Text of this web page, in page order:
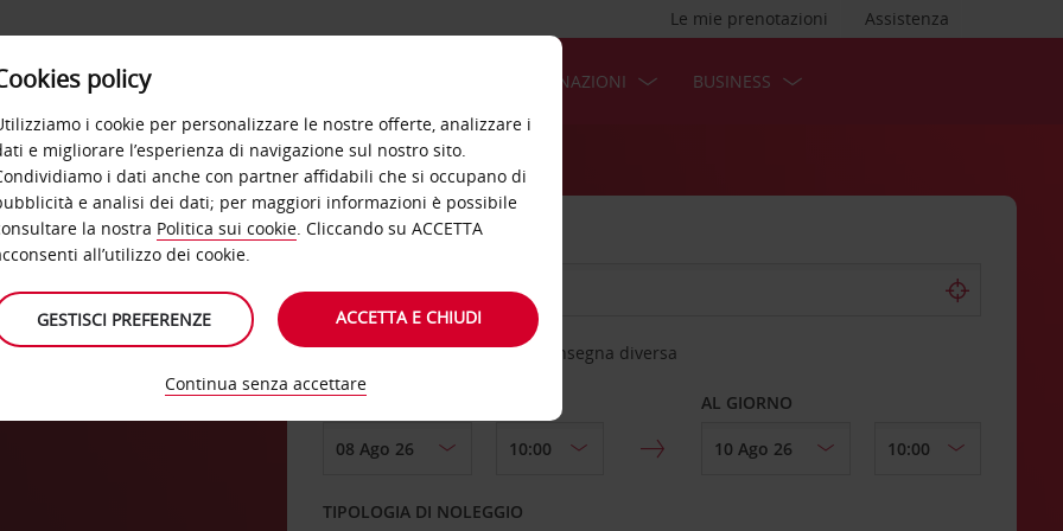
Assistenza
Le mie prenotazioni
OFFERTE DESTINAZIONI BUSINESS
de
Scegli una località di riconsegna diversa
DAL GIORNO AL GIORNO
TIPOLOGIA DI NOLEGGIO
policy
i cookie per personalizzare le nostre offerte, analizzare i
e migliorare l’esperienza di navigazione sul nostro sito.
i dati anche con partner affidabili che si occupano di
e analisi dei dati; per maggiori informazioni è possibile
la nostra Politica sui cookie. Cliccando su ACCETTA
all’utilizzo dei cookie.
GESTISCI PREFERENZE ACCETTA E CHIUDI
Continua senza accettare